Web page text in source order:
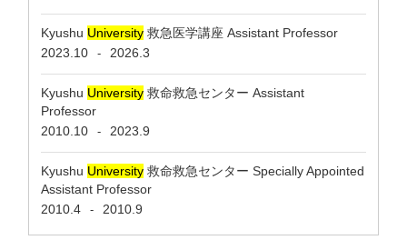
Kyushu University 救急医学講座 Assistant Professor
2023.10
- 2026.3
Kyushu University 救命救急センター Assistant
Professor
2010.10
- 2023.9
Kyushu University 救命救急センター Specially Appointed
Assistant Professor
2010.4
- 2010.9